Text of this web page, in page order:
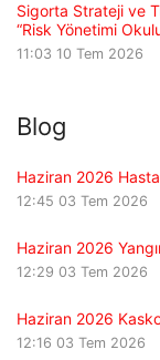
Sigorta Strateji ve
“Risk Yönetimi
11:03 10 Tem 2026
Blog
Haziran 2026
12:45 03 Tem 2026
Haziran 2026
12:29 03 Tem 2026
Haziran 2026
12:16 03 Tem 2026